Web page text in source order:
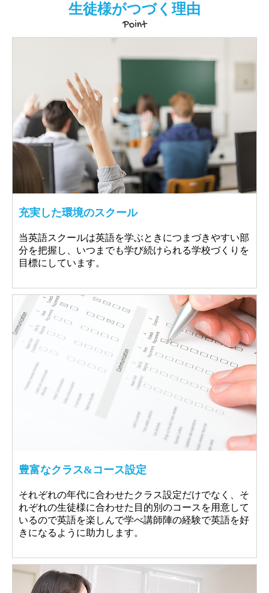
生徒様がつづく理由
Point
充実した環境のスクール
当英語スクールは英語を学ぶときにつまづきやすい部
分を把握し、いつまでも学び続けられる学校づくりを
目標にしています。
豊富なクラス&コース設定
それぞれの年代に合わせたクラス設定だけでなく、そ
れぞれの生徒様に合わせた目的別のコースを用意して
いるので英語を楽しんで学べ講師陣の経験で英語を好
きになるように助力します。